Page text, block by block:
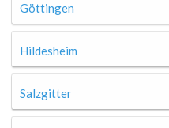
Göttingen
Hildesheim
Salzgitter